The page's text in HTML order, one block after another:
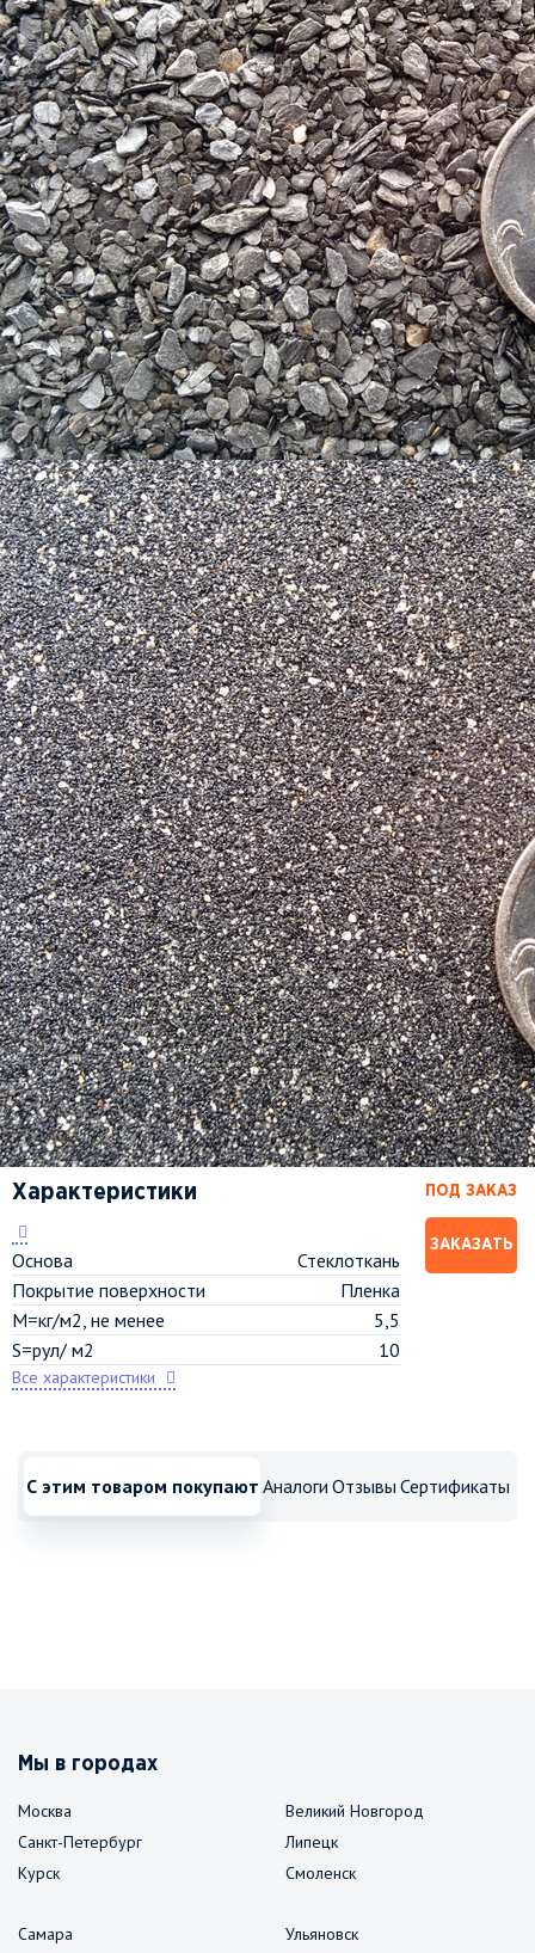
Характеристики
Основа
Стеклоткань
Покрытие поверхности
Пленка
M=кг/м2, не менее
5,5
S=рул/ м2
10
Все характеристики
ПОД ЗАКАЗ
ЗАКАЗАТЬ
С этим товаром покупают Аналоги Отзывы Сертификаты
Мы в городах
Москва
Санкт-Петербург
Курск
Великий Новгород
Липецк
Смоленск
Самара
Ульяновск